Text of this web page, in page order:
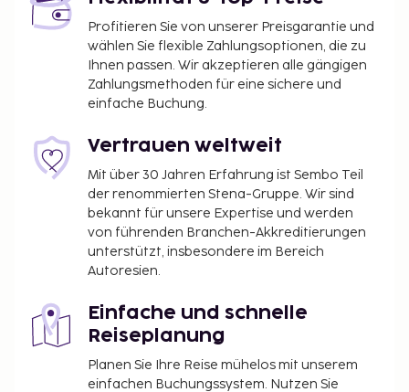
Profitieren Sie von unserer Preisgarantie und
wählen Sie flexible Zahlungsoptionen, die zu
Ihnen passen. Wir akzeptieren alle gängigen
Zahlungsmethoden für eine sichere und
einfache Buchung.
Vertrauen weltweit
Mit über 30 Jahren Erfahrung ist Sembo Teil
der renommierten Stena-Gruppe. Wir sind
bekannt für unsere Expertise und werden
von führenden Branchen-Akkreditierungen
unterstützt, insbesondere im Bereich
Autoresien.
Einfache und schnelle
Reiseplanung
Planen Sie Ihre Reise mühelos mit unserem
einfachen Buchungssystem. Nutzen Sie